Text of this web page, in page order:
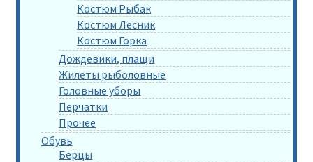
Костюм Рыбак
Костюм Лесник
Костюм Горка
Дождевики, плащи
Жилеты рыболовные
Головные уборы
Перчатки
Прочее
Обувь
Берцы